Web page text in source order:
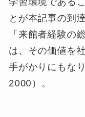
とが本記事の到
「来館者経験の
は、その価値を
手がかりにもな
2000）。